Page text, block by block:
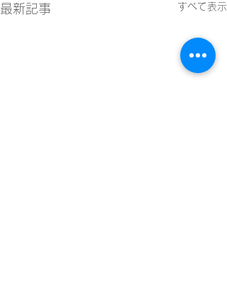
最新記事 すべて表示